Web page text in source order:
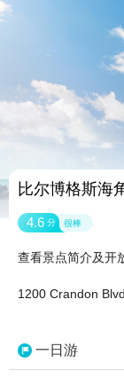
比尔博格斯海
4.6 分 很棒
查看景点简介及开
1200 Crandon
一日游